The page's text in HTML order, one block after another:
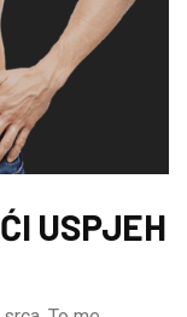
USPJEH